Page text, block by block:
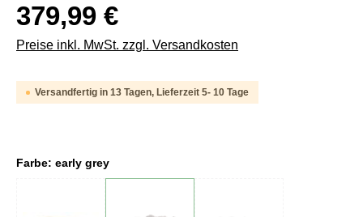
379,99 €
Preise inkl. MwSt. zzgl. Versandkosten
Versandfertig in 13 Tagen, Lieferzeit 5- 10 Tage
Farbe: early grey